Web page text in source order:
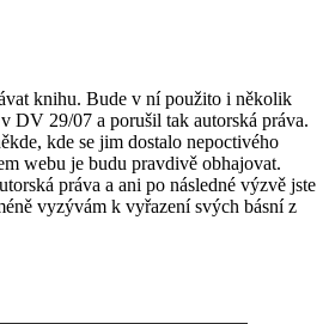
knihu. Bude v ní použito i několik
DV 29/07 a porušil tak autorská práva.
kde se jim dostalo nepoctivého
webu je budu pravdivě obhajovat.
práva a ani po následné výzvě jste
vyzývám k vyřazení svých básní z